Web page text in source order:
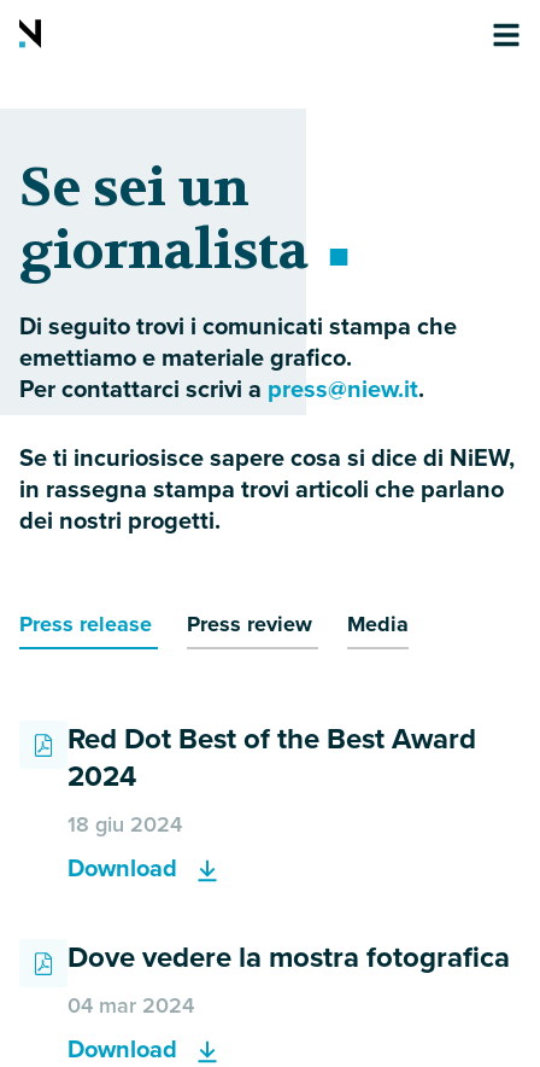
Se sei un
giornalista
Di seguito trovi i comunicati stampa che
emettiamo e materiale grafico.
Per contattarci scrivi a press@​niew.​it.
Se ti incuriosisce sapere cosa si dice di NiEW,
in rassegna stampa trovi articoli che parlano
dei nostri progetti.
Press release Press review Media
Red Dot Best of the Best Award
2024
18 giu 2024
Download
Dove vedere la mostra fotografica
04 mar 2024
Download